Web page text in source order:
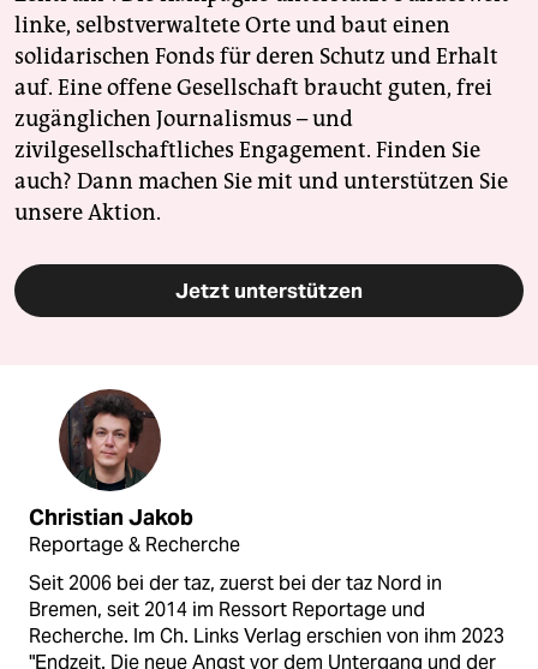
linke, selbstverwaltete Orte und baut einen
solidarischen Fonds für deren Schutz und Erhalt
auf. Eine offene Gesellschaft braucht guten, frei
zugänglichen Journalismus – und
zivilgesellschaftliches Engagement. Finden Sie
auch? Dann machen Sie mit und unterstützen Sie
unsere Aktion.
Jetzt unterstützen
Christian Jakob
Reportage & Recherche
Seit 2006 bei der taz, zuerst bei der taz Nord in
Bremen, seit 2014 im Ressort Reportage und
Recherche. Im Ch. Links Verlag erschien von ihm 2023
"Endzeit. Die neue Angst vor dem Untergang und der